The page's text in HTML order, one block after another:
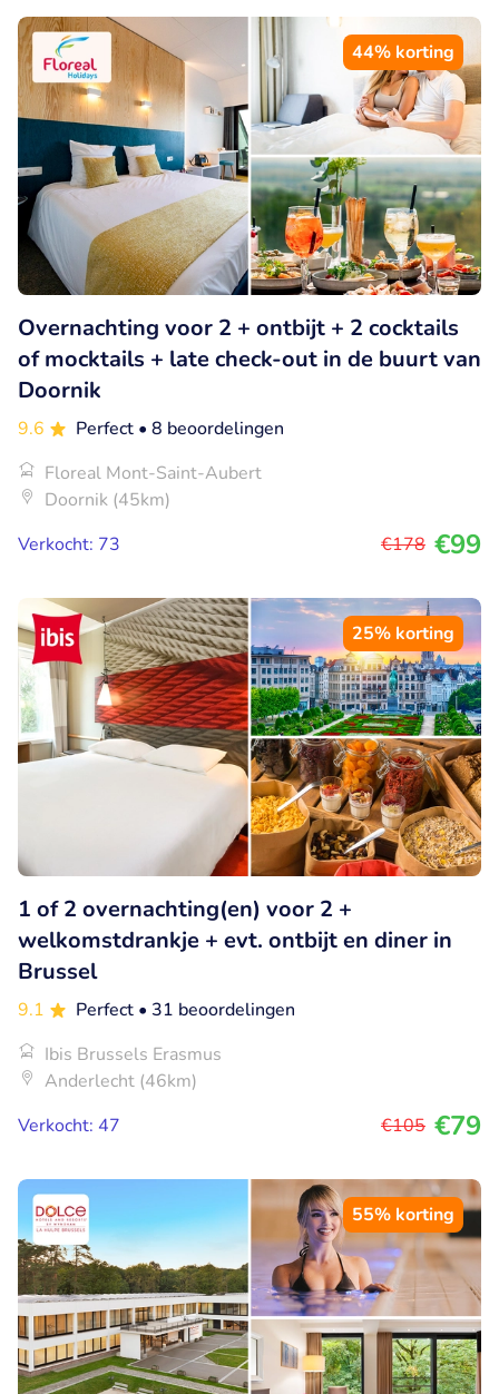
44% korting
Overnachting voor 2 + ontbijt + 2 cocktails
of mocktails + late check-out in de buurt van
Doornik
9.6 Perfect • 8 beoordelingen
Floreal Mont-Saint-Aubert
Doornik (45km)
Verkocht: 73
€178 €99
25% korting
1 of 2 overnachting(en) voor 2 +
welkomstdrankje + evt. ontbijt en diner in
Brussel
9.1 Perfect • 31 beoordelingen
Ibis Brussels Erasmus
Anderlecht (46km)
Verkocht: 47
€105 €79
55% korting